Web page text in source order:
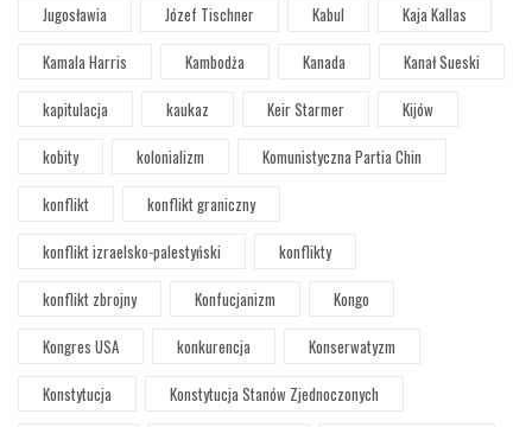
Jugosławia
Józef Tischner Kabul
Kaja Kallas
Kamala Harris
Kambodża Kanada
Kanał Sueski
kapitulacja
kaukaz Keir Starmer
Kijów
kobity
kolonializm
Komunistyczna Partia Chin
konflikt
konflikt graniczny
konflikt izraelsko-palestyński
konflikty
konflikt zbrojny
Konfucjanizm
Kongo
Kongres USA
konkurencja
Konserwatyzm
Konstytucja
Konstytucja Stanów Zjednoczonych